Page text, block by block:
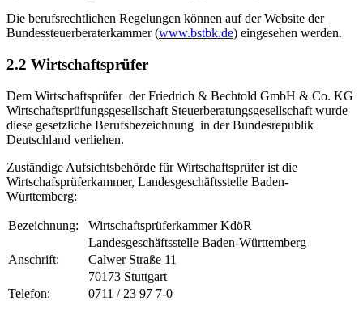
Die berufsrechtlichen Regelungen können auf der Website der
Bundessteuerberaterkammer (www.bstbk.de) eingesehen werden.
2.2 Wirtschaftsprüfer
Dem Wirtschaftsprüfer der Friedrich & Bechtold GmbH & Co. KG
Wirtschaftsprüfungsgesellschaft Steuerberatungsgesellschaft wurde
diese gesetzliche Berufsbezeichnung in der Bundesrepublik
Deutschland verliehen.
Zuständige Aufsichtsbehörde für Wirtschaftsprüfer ist die
Wirtschafsprüferkammer, Landesgeschäftsstelle Baden-
Württemberg:
Bezeichnung:
Wirtschaftsprüferkammer KdöR
Landesgeschäftsstelle Baden-Württemberg
Anschrift:
Calwer Straße 11
70173 Stuttgart
Telefon:
0711 / 23 97 7-0